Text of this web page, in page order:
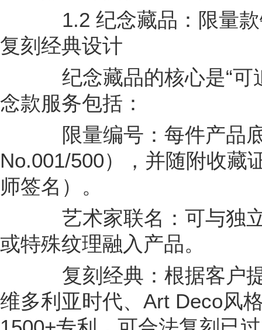
1.2 纪念藏品：限量款
复刻经典设计
纪念藏品的核心是“可
念款服务包括：
限量编号：每件产品底
No.001/500），并随附收藏
师签名）。
艺术家联名：可与独立
或特殊纹理融入产品。
复刻经典：根据客户提
维多利亚时代、Art Deco风